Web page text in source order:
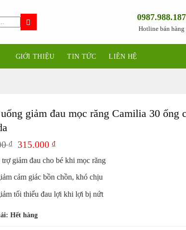
0987.988.187
Hotline bán hàng
GIỚI THIỆU TIN TỨC LIÊN HỆ
giảm đau mọc răng Camilia 30 ống
₫
Giá
là:
369.000 ₫.
315.000 ₫Giá
tại
là:
315.000 ₫.
giảm đau cho bé khi mọc răng
cảm giác bồn chồn, khó chịu
tối thiểu đau lợi khi lợi bị nứt
Hết hàng